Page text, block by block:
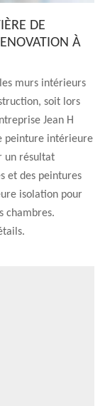
DE
À
murs intérieurs
soit lors
Jean H
peinture intérieure
un résultat
et des peintures
isolation pour
chambres.